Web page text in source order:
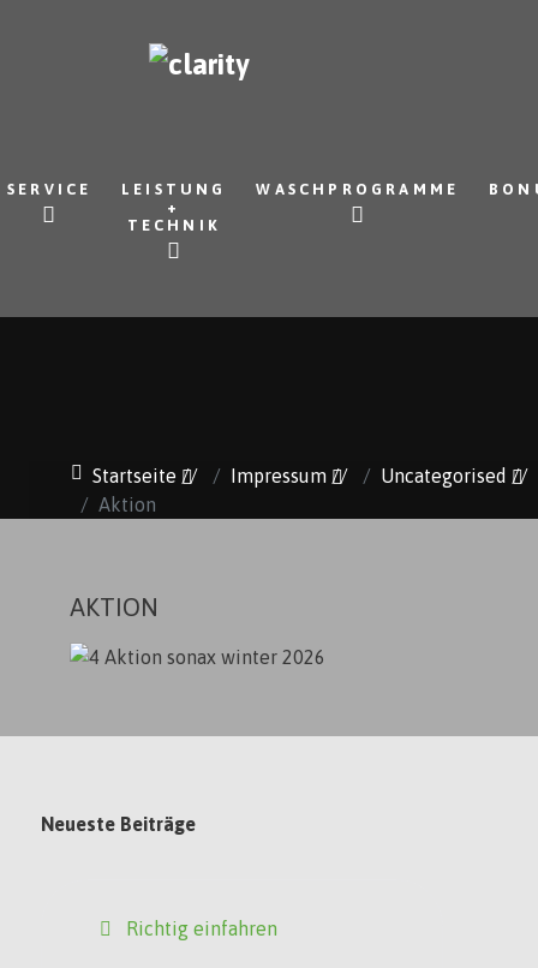
SERVICE
LEISTUNG
+
TECHNIK
WASCHPROGRAMME
Startseite // Impressum // Uncategorised //
Aktion
AKTION
Neueste Beiträge
Richtig einfahren